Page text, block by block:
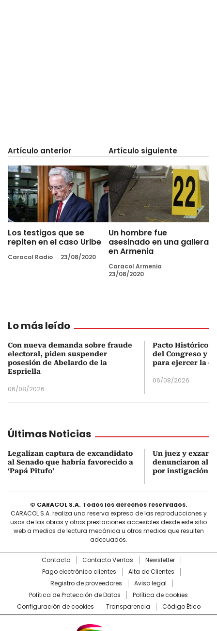
Artículo anterior
Los testigos que se
repiten en el caso Uribe
Caracol Radio 23/08/2020
Artículo siguiente
Un hombre fue
asesinado en una gallera
en Armenia
Caracol Armenia
23/08/2020
Lo más leído
Con nueva demanda sobre fraude
electoral, piden suspender
posesión de Abelardo de la
Espriella
06/08/2026
Pacto Histórico
del Congreso y
para ejercer la
06/08/2026
Últimas Noticias
Legalizan captura de excandidato
al Senado que habría favorecido a
‘Papá Pitufo’
Un juez y exzar
denunciaron al
por instigación
© CARACOL S.A. Todos los derechos reservados.
CARACOL S.A. realiza una reserva expresa de las reproducciones y
usos de las obras y otras prestaciones accesibles desde este sitio
web a medios de lectura mecánica u otros medios que resulten
adecuados.
Contacto Contacto Ventas
Newsletter
Pago electrónico clientes
Alta de Clientes
Registro de proveedores
Aviso legal
Política de Protección de Datos
Política de cookies
Configuración de cookies
Transparencia Código Ético